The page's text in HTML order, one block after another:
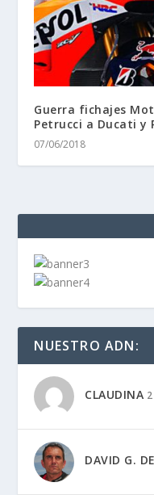
Guerra fichajes
Petrucci a Ducati y
07/06/2018
NUESTRO ADN:
CLAUDINA
DAVID G.